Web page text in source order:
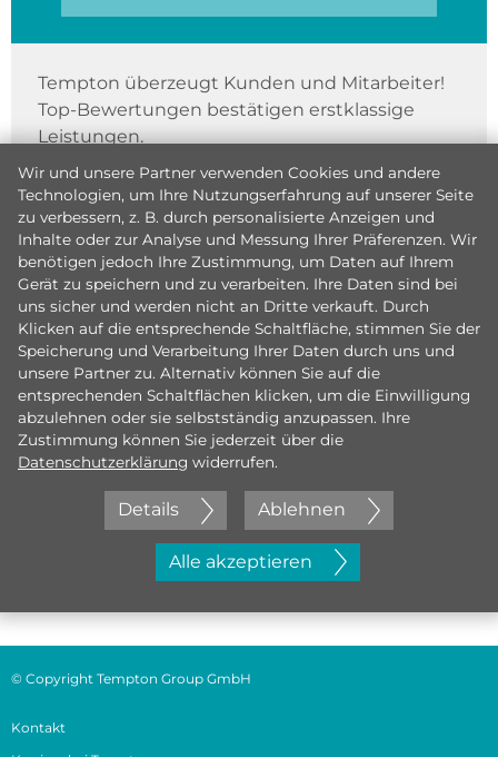
Tempton überzeugt Kunden und Mitarbeiter!
Top-Bewertungen bestätigen erstklassige
Leistungen.
Jetzt initiativ bewerben
Wir und unsere Partner verwenden Cookies und andere
Technologien, um Ihre Nutzungserfahrung auf unserer Seite
zu verbessern, z. B. durch personalisierte Anzeigen und
Inhalte oder zur Analyse und Messung Ihrer Präferenzen. Wir
benötigen jedoch Ihre Zustimmung, um Daten auf Ihrem
Gerät zu speichern und zu verarbeiten. Ihre Daten sind bei
uns sicher und werden nicht an Dritte verkauft. Durch
Klicken auf die entsprechende Schaltfläche, stimmen Sie der
Speicherung und Verarbeitung Ihrer Daten durch uns und
unsere Partner zu. Alternativ können Sie auf die
entsprechenden Schaltflächen klicken, um die Einwilligung
abzulehnen oder sie selbstständig anzupassen. Ihre
Zustimmung können Sie jederzeit über die
Datenschutzerklärung widerrufen.
Details Ablehnen
Alle akzeptieren
© Copyright Tempton Group GmbH
Kontakt